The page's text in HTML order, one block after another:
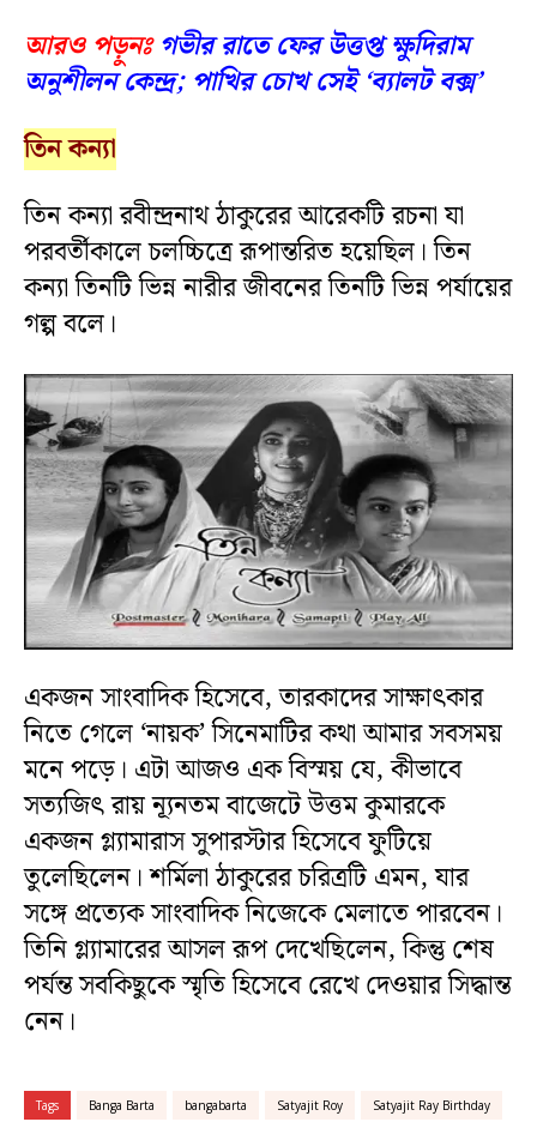
আরও পড়ুনঃ গভীর রাতে ফের উত্তপ্ত ক্ষুদিরাম
অনুশীলন কেন্দ্র; পাখির চোখ সেই ‘ব্যালট বক্স’
তিনকন্যা
তিন কন্যা রবীন্দ্রনাথ ঠাকুরের আরেকটি রচনা যা
পরবর্তীকালে চলচ্চিত্রে রূপান্তরিত হয়েছিল। তিন
কন্যা তিনটি ভিন্ন নারীর জীবনের তিনটি ভিন্ন পর্যায়ের
গল্প বলে।
একজন সাংবাদিক হিসেবে, তারকাদের সাক্ষাৎকার
নিতে গেলে ‘নায়ক’ সিনেমাটির কথা আমার সবসময়
মনে পড়ে। এটা আজও এক বিস্ময় যে, কীভাবে
সত্যজিৎ রায় ন্যূনতম বাজেটে উত্তম কুমারকে
একজন গ্ল্যামারাস সুপারস্টার হিসেবে ফুটিয়ে
তুলেছিলেন। শর্মিলা ঠাকুরের চরিত্রটি এমন, যার
সঙ্গে প্রত্যেক সাংবাদিক নিজেকে মেলাতে পারবেন।
তিনি গ্ল্যামারের আসল রূপ দেখেছিলেন, কিন্তু শেষ
পর্যন্ত সবকিছুকে স্মৃতি হিসেবে রেখে দেওয়ার সিদ্ধান্ত
নেন।
Tags Banga Barta bangabarta Satyajit Roy Satyajit Ray Birthday